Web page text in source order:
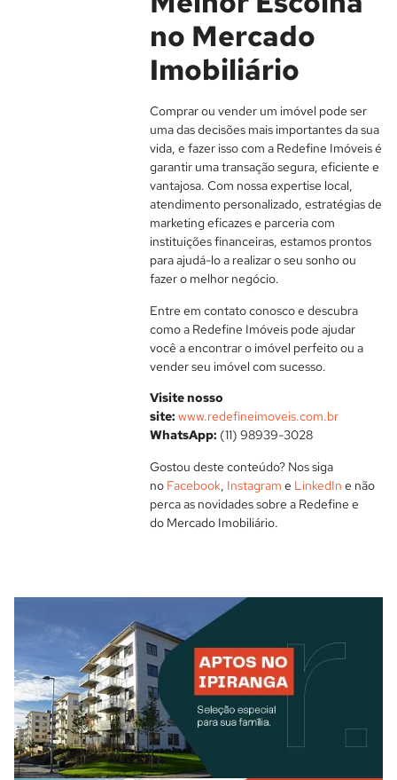
no Mercado
Imobiliário
Comprar ou vender um imóvel pode ser
uma das decisões mais importantes da sua
vida, e fazer isso com a Redefine Imóveis é
garantir uma transação segura, eficiente e
vantajosa. Com nossa expertise local,
atendimento personalizado, estratégias de
marketing eficazes e parceria com
instituições financeiras, estamos prontos
para ajudá-lo a realizar o seu sonho ou
fazer o melhor negócio.
Entre em contato conosco e descubra
como a Redefine Imóveis pode ajudar
você a encontrar o imóvel perfeito ou a
vender seu imóvel com sucesso.
Visite nosso
site: www.redefineimoveis.com.br
WhatsApp: (11) 98939-3028
Gostou deste conteúdo? Nos siga
no Facebook Instagram e LinkedIn e não
perca as novidades sobre a Redefine e
do Mercado Imobiliário.